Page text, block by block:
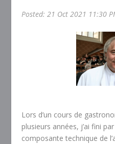
Posted: 21 Oct 2021 11:30
Lors d’un cours de
plusieurs années, j’ai fini
composante technique de